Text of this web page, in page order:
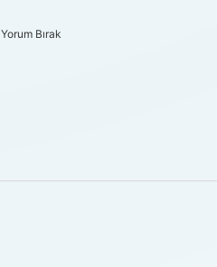
Yorum Bırak